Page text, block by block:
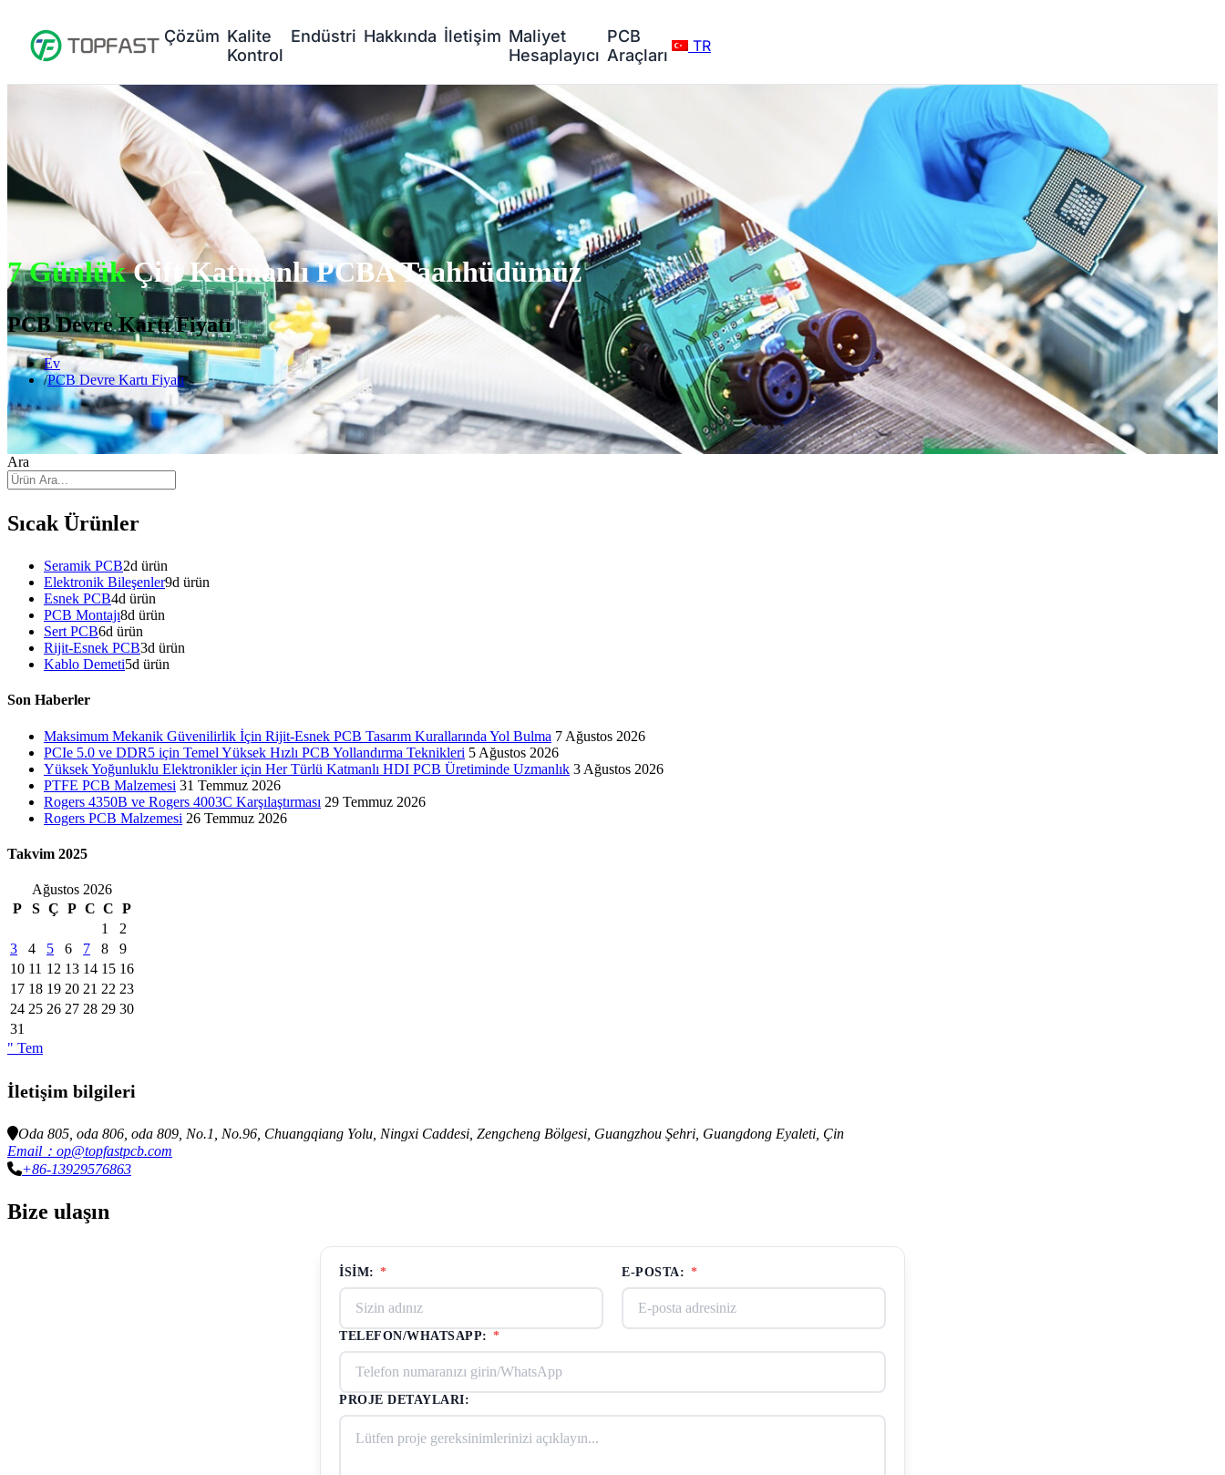
Çözüm Kalite
Kontrol
Endüstri Hakkında İletişim Maliyet
Hesaplayıcı
PCB
Araçları
TR
7 GünlükÇift Katmanlı PCBA Taahhüdümüz
PCB Devre Kartı Fiyatı
Ev
PCB Devre Kartı Fiyatı
Ara
Sıcak Ürünler
Seramik PCB2d ürün
Elektronik Bileşenler9d ürün
Esnek PCB4d ürün
PCB Montajı8d ürün
Sert PCB6d ürün
Rijit-Esnek PCB3d ürün
Kablo Demeti5d ürün
Son Haberler
Maksimum Mekanik Güvenilirlik İçin Rijit-Esnek PCB Tasarım Kurallarında Yol Bulma 7 Ağustos 2026
PCIe 5.0 ve DDR5 için Temel Yüksek Hızlı PCB Yollandırma Teknikleri 5 Ağustos 2026
Yüksek Yoğunluklu Elektronikler için Her Türlü Katmanlı HDI PCB Üretiminde Uzmanlık 3 Ağustos 2026
PTFE PCB Malzemesi 31 Temmuz 2026
Rogers 4350B ve Rogers 4003C Karşılaştırması 29 Temmuz 2026
Rogers PCB Malzemesi 26 Temmuz 2026
Takvim 2025
Ağustos 2026
P
S Ç P C C P
1
2
3
4 5 6 7 8
9
10 11 12 13 14 15 16
17 18 19 20 21 22 23
24 25 26 27 28 29 30
31
" Tem
İletişim bilgileri
Oda 805, oda 806, oda 809, No.1, No.96, Chuangqiang Yolu, Ningxi Caddesi, Zengcheng Bölgesi, Guangzhou Şehri, Guangdong Eyaleti, Çin
Email：op@topfastpcb.com
+86-13929576863
Bize ulaşın
İSIM: * E-POSTA: *
TELEFON/WHATSAPP: *
PROJE DETAYLARI: